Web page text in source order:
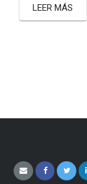
LEER MÁS